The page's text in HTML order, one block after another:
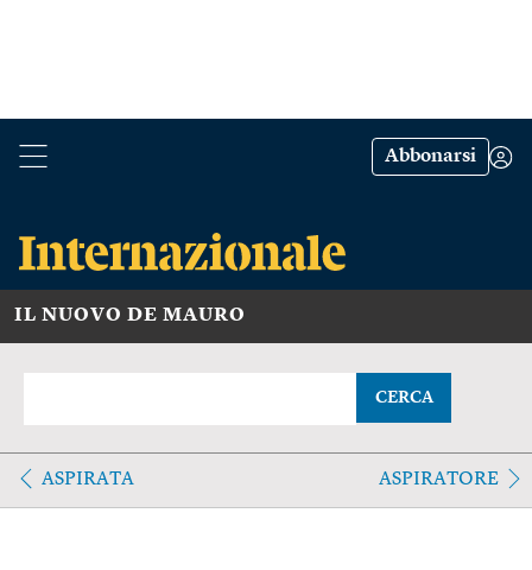
Abbonarsi
IL NUOVO DE MAURO
CERCA
ASPIRATA ASPIRATORE